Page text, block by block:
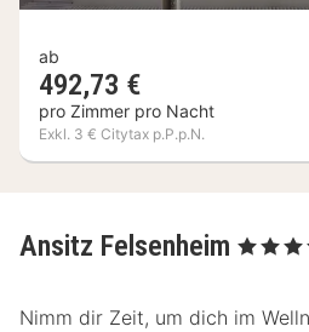
ab
492,73 €
pro Zimmer pro Nacht
Exkl. 3 € Citytax p.P.p.N.
Ansitz Felsenheim , 4 Sterne
Nimm dir Zeit, um dich im